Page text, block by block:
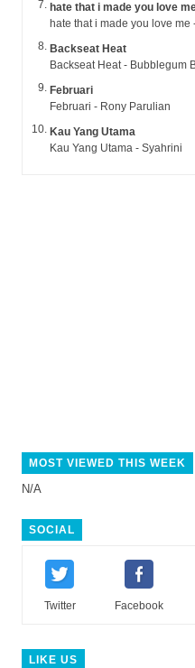
hate that i made you love
Backseat Heat
Backseat Heat - Bubblegum
Februari
Februari - Rony Parulian
Kau Yang Utama
Kau Yang Utama - Syahrini
MOST VIEWED THIS WEEK
N/A
SOCIAL
Twitter Facebook
LIKE US